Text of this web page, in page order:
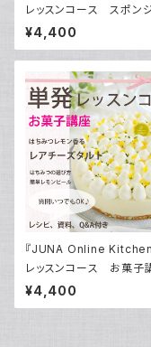
レッスンコース スポン
キ講座 その1 「いちご
ートケーキ」／動画ダウ
¥4,400
『JUNA Online Kitchen
レッスンコース お菓子
ちみつレモン香るレアチー
ルト」／動画ダウンロード
¥4,400